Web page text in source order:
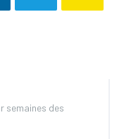
semaines des